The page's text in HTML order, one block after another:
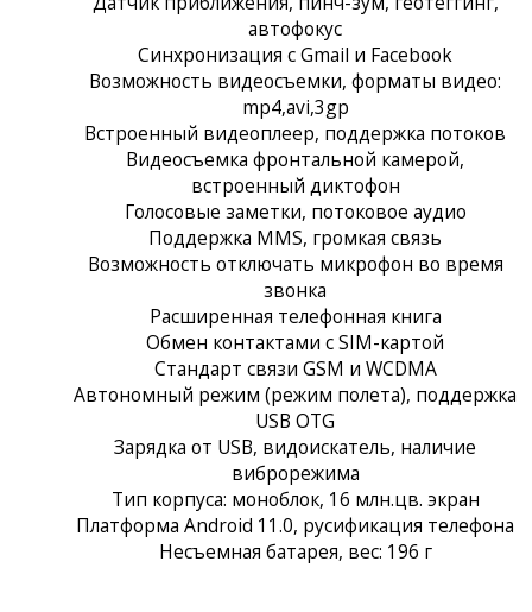
автофокус
Синхронизация с Gmail и Facebook
Возможность видеосъемки, форматы видео:
mp4,avi,3gp
Встроенный видеоплеер, поддержка потоков
Видеосъемка фронтальной камерой,
встроенный диктофон
Голосовые заметки, потоковое аудио
Поддержка MMS, громкая связь
Возможность отключать микрофон во время
звонка
Расширенная телефонная книга
Обмен контактами с SIM-картой
Стандарт связи GSM и WCDMA
Автономный режим (режим полета), поддержка
USB OTG
Зарядка от USB, видоискатель, наличие
виброрежима
Тип корпуса: моноблок, 16 млн.цв. экран
Платформа Android 11.0, русификация телефона
Несъемная батарея, вес: 196 г